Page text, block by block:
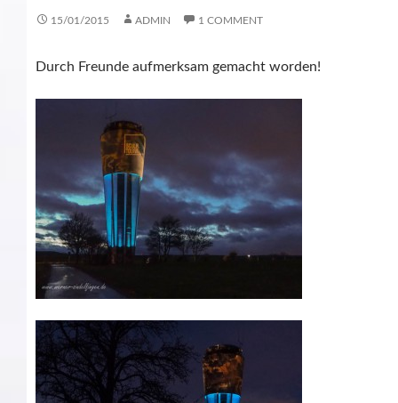
15/01/2015 ADMIN 1 COMMENT
Durch Freunde aufmerksam gemacht worden!